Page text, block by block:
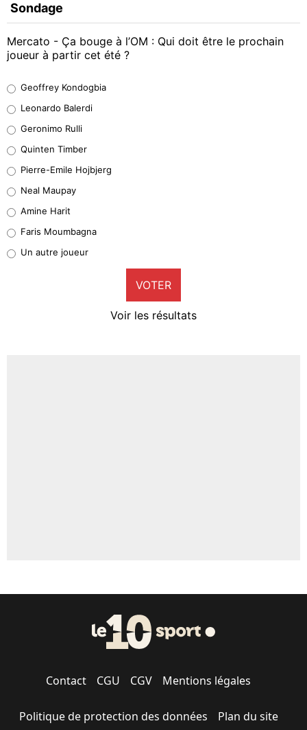
Sondage
Mercato - Ça bouge à l’OM : Qui doit être le prochain
joueur à partir cet été ?
38%
32%
5%
1%
9%
Geoffrey Kondogbia
Leonardo Balerdi
Geronimo Rulli
Quinten Timber
Pierre-Emile Hojbjerg
Neal Maupay
Amine Harit
Faris Moumbagna
Un autre joueur
VOTER
Voir les résultats
Contact CGU CGV Mentions légales
Politique de protection des données Plan du site